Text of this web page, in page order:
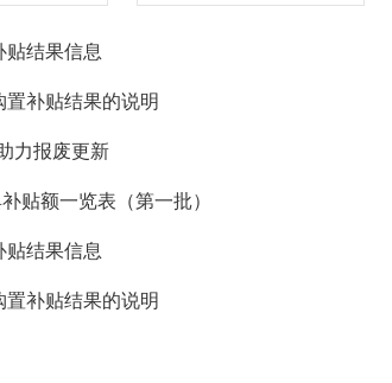
贴结果信息
补贴结果的说明
力报废更新
贴额一览表（第一批）
贴结果信息
补贴结果的说明